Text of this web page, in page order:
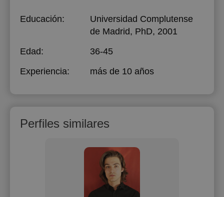
Educación:
Universidad Complutense
de Madrid, PhD, 2001
Edad:
36-45
Experiencia:
más de 10 años
Perfiles similares